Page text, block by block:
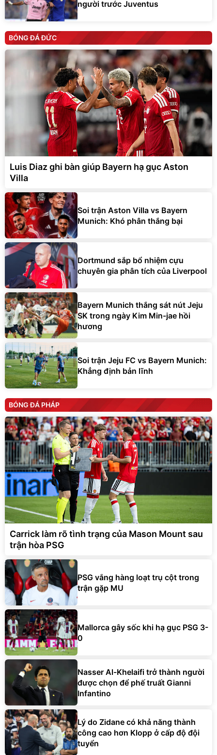
người trước Juventus
BÓNG ĐÁ ĐỨC
Luis Diaz ghi bàn giúp Bayern hạ gục Aston
Villa
Soi trận Aston Villa vs Bayern
Munich: Khó phân thắng bại
Dortmund sắp bổ nhiệm cựu
chuyên gia phân tích của Liverpool
Bayern Munich thắng sát nút Jeju
SK trong ngày Kim Min-jae hồi
hương
Soi trận Jeju FC vs Bayern Munich:
Khẳng định bản lĩnh
BÓNG ĐÁ PHÁP
Carrick làm rõ tình trạng của Mason Mount sau
trận hòa PSG
PSG vắng hàng loạt trụ cột trong
trận gặp MU
Mallorca gây sốc khi hạ gục PSG 3-
0
Nasser Al-Khelaifi trở thành người
được chọn để phế truất Gianni
Infantino
Lý do Zidane có khả năng thành
công cao hơn Klopp ở cấp độ đội
tuyển